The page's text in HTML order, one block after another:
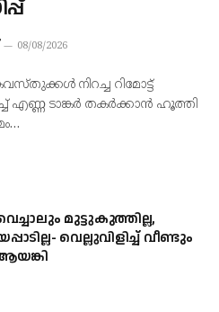
08/08/2026
നിറച്ച റിമോട്ട്
എണ്ണ ടാങ്കര്‍ തകർക്കാൻ ഹൂത്തി
മുട്ടുകുത്തില്ല,
വെല്ലുവിളിച്ച് വീണ്ടും